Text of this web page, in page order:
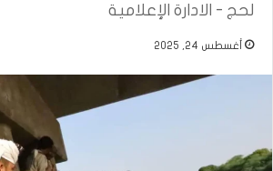
لحج - الادارة الإعلامية
أغسطس 24, 2025